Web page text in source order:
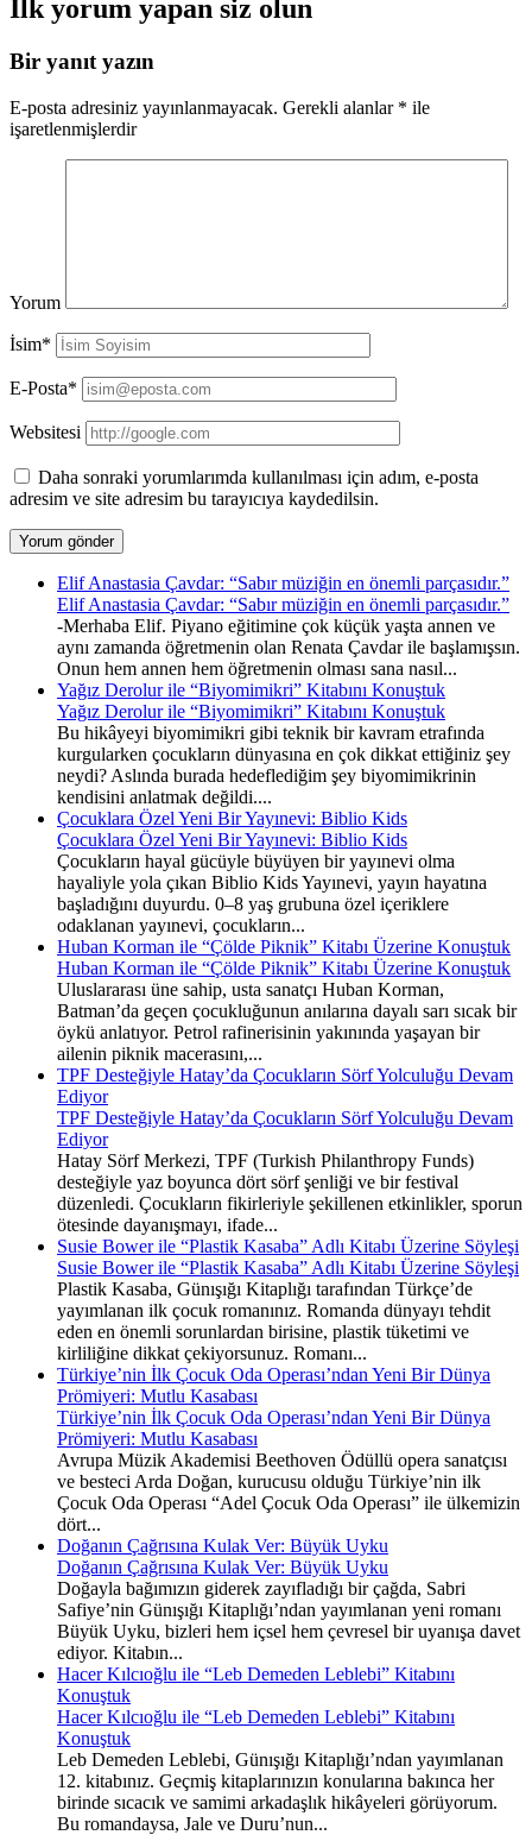
İlk yorum yapan siz olun
Bir yanıt yazın
E-posta adresiniz yayınlanmayacak. Gerekli alanlar * ile
işaretlenmişlerdir
Yorum
İsim*
E-Posta*
Websitesi
Daha sonraki yorumlarımda kullanılması için adım, e-posta
adresim ve site adresim bu tarayıcıya kaydedilsin.
Elif Anastasia Çavdar: “Sabır müziğin en önemli parçasıdır.”
Elif Anastasia Çavdar: “Sabır müziğin en önemli parçasıdır.”
-Merhaba Elif. Piyano eğitimine çok küçük yaşta annen ve
aynı zamanda öğretmenin olan Renata Çavdar ile başlamışsın.
Onun hem annen hem öğretmenin olması sana nasıl...
Yağız Derolur ile “Biyomimikri” Kitabını Konuştuk
Yağız Derolur ile “Biyomimikri” Kitabını Konuştuk
Bu hikâyeyi biyomimikri gibi teknik bir kavram etrafında
kurgularken çocukların dünyasına en çok dikkat ettiğiniz şey
neydi? Aslında burada hedeflediğim şey biyomimikrinin
kendisini anlatmak değildi....
Çocuklara Özel Yeni Bir Yayınevi: Biblio Kids
Çocuklara Özel Yeni Bir Yayınevi: Biblio Kids
Çocukların hayal gücüyle büyüyen bir yayınevi olma
hayaliyle yola çıkan Biblio Kids Yayınevi, yayın hayatına
başladığını duyurdu. 0–8 yaş grubuna özel içeriklere
odaklanan yayınevi, çocukların...
Huban Korman ile “Çölde Piknik” Kitabı Üzerine Konuştuk
Huban Korman ile “Çölde Piknik” Kitabı Üzerine Konuştuk
Uluslararası üne sahip, usta sanatçı Huban Korman,
Batman’da geçen çocukluğunun anılarına dayalı sarı sıcak bir
öykü anlatıyor. Petrol rafinerisinin yakınında yaşayan bir
ailenin piknik macerasını,...
TPF Desteğiyle Hatay’da Çocukların Sörf Yolculuğu Devam
Ediyor
TPF Desteğiyle Hatay’da Çocukların Sörf Yolculuğu Devam
Ediyor
Hatay Sörf Merkezi, TPF (Turkish Philanthropy Funds)
desteğiyle yaz boyunca dört sörf şenliği ve bir festival
düzenledi. Çocukların fikirleriyle şekillenen etkinlikler, sporun
ötesinde dayanışmayı, ifade...
Susie Bower ile “Plastik Kasaba” Adlı Kitabı Üzerine Söyleşi
Susie Bower ile “Plastik Kasaba” Adlı Kitabı Üzerine Söyleşi
Plastik Kasaba, Günışığı Kitaplığı tarafından Türkçe’de
yayımlanan ilk çocuk romanınız. Romanda dünyayı tehdit
eden en önemli sorunlardan birisine, plastik tüketimi ve
kirliliğine dikkat çekiyorsunuz. Romanı...
Türkiye’nin İlk Çocuk Oda Operası’ndan Yeni Bir Dünya
Prömiyeri: Mutlu Kasabası
Türkiye’nin İlk Çocuk Oda Operası’ndan Yeni Bir Dünya
Prömiyeri: Mutlu Kasabası
Avrupa Müzik Akademisi Beethoven Ödüllü opera sanatçısı
ve besteci Arda Doğan, kurucusu olduğu Türkiye’nin ilk
Çocuk Oda Operası “Adel Çocuk Oda Operası” ile ülkemizin
dört...
Doğanın Çağrısına Kulak Ver: Büyük Uyku
Doğanın Çağrısına Kulak Ver: Büyük Uyku
Doğayla bağımızın giderek zayıfladığı bir çağda, Sabri
Safiye’nin Günışığı Kitaplığı’ndan yayımlanan yeni romanı
Büyük Uyku, bizleri hem içsel hem çevresel bir uyanışa davet
ediyor. Kitabın...
Hacer Kılcıoğlu ile “Leb Demeden Leblebi” Kitabını
Konuştuk
Hacer Kılcıoğlu ile “Leb Demeden Leblebi” Kitabını
Konuştuk
Leb Demeden Leblebi, Günışığı Kitaplığı’ndan yayımlanan
12. kitabınız. Geçmiş kitaplarınızın konularına bakınca her
birinde sıcacık ve samimi arkadaşlık hikâyeleri görüyorum.
Bu romandaysa, Jale ve Duru’nun...